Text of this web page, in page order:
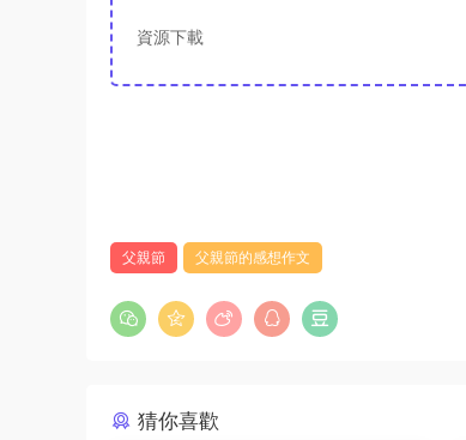
資源下載
父親節 父親節的感想作文
猜你喜歡